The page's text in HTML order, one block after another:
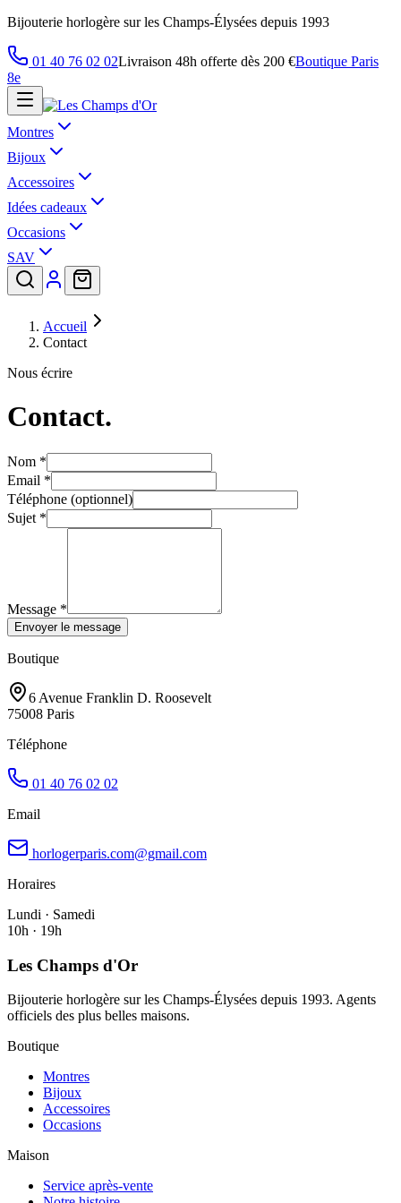
Bijouterie horlogère sur les Champs-Élysées depuis 1993
01 40 76 02 02Livraison 48h offerte dès 200 €Boutique Paris
8e
Montres
Bijoux
Accessoires
Idées cadeaux
Occasions
SAV
Accueil
Contact
Nous écrire
Contact.
Nom *
Email *
Téléphone (optionnel)
Sujet *
Message *
Envoyer le message
Boutique
6 Avenue Franklin D. Roosevelt
75008 Paris
Téléphone
01 40 76 02 02
Email
horlogerparis.com@gmail.com
Horaires
Lundi · Samedi
10h · 19h
Les Champs d'Or
Bijouterie horlogère sur les Champs-Élysées depuis 1993. Agents
officiels des plus belles maisons.
Boutique
Montres
Bijoux
Accessoires
Occasions
Maison
Service après-vente